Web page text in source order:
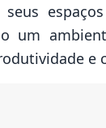
seus
um
e